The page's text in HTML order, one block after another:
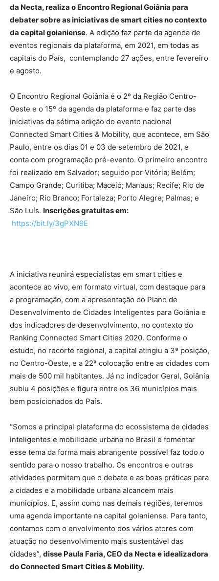
da Necta, realiza o Encontro Regional Goiânia para
debater sobre as iniciativas de smart cities no contexto
da capital goianiense. A edição faz parte da agenda de
eventos regionais da plataforma, em 2021, em todas as
capitais do País, contemplando 27 ações, entre fevereiro
e agosto.
O Encontro Regional Goiânia é o 2º da Região Centro-
Oeste e o 15º da agenda da plataforma e faz parte das
iniciativas da sétima edição do evento nacional
Connected Smart Cities & Mobility, que acontece, em São
Paulo, entre os dias 01 e 03 de setembro de 2021, e
conta com programação pré-evento. O primeiro encontro
foi realizado em Salvador; seguido por Vitória; Belém;
Campo Grande; Curitiba; Maceió; Manaus; Recife; Rio de
Janeiro; Rio Branco; Fortaleza; Porto Alegre; Palmas; e
São Luís. Inscrições gratuitas em:
https://bit.ly/3gPXN9E
A iniciativa reunirá especialistas em smart cities e
acontece ao vivo, em formato virtual, com destaque para
a programação, com a apresentação do Plano de
Desenvolvimento de Cidades Inteligentes para Goiânia e
dos indicadores de desenvolvimento, no contexto do
Ranking Connected Smart Cities 2020. Conforme o
estudo, no recorte regional, a capital atingiu a 3ª posição,
no Centro-Oeste, e a 22ª colocação entre as cidades com
mais de 500 mil habitantes. Já no indicador Geral, Goiânia
subiu 4 posições e figura entre os 36 municípios mais
bem posicionados do País.
“Somos a principal plataforma do ecossistema de cidades
inteligentes e mobilidade urbana no Brasil e fomentar
esse tema da forma mais abrangente possível faz todo o
sentido para o nosso trabalho. Os encontros e outras
atividades permitem que o debate e as boas práticas para
a cidades e a mobilidade urbana alcancem mais
municípios. E, assim como nas demais regiões, teremos
uma agenda importante na capital goianiense. Para tanto,
contamos com o envolvimento dos vários atores com
atuação no desenvolvimento mais sustentável das
cidades”, disse Paula Faria, CEO da Necta e idealizadora
do Connected Smart Cities & Mobility.